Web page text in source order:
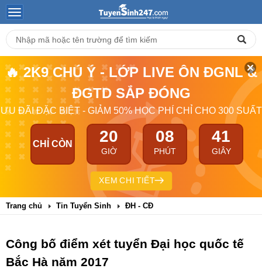
🔥 2K9 CHÚ Ý - LỚP LIVE ÔN ĐGNL &
ĐGTD SẮP ĐÓNG
ƯU ĐÃI ĐẶC BIỆT - GIẢM 50% HỌC PHÍ CHỈ CHO 300 SUẤT
CHỈ CÒN 20
GIỜ
08
PHÚT
41
GIÂY
XEM CHI TIẾT
Trang chủ Tin Tuyển Sinh ĐH - CĐ
Công bố điểm xét tuyển Đại học quốc tế
Bắc Hà năm 2017